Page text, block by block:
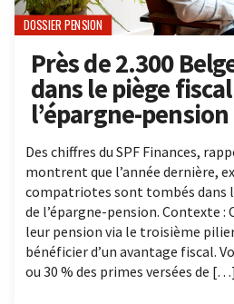
DOSSIER PENSION
Près de 2.300
dans le piège
l’épargne-pension
Des chiffres du SPF Finances,
montrent que l’année dernière,
compatriotes sont tombés dans
de l’épargne-pension. Contexte :
leur pension via le troisième
bénéficier d’un avantage fiscal.
ou 30 % des primes versées de […]